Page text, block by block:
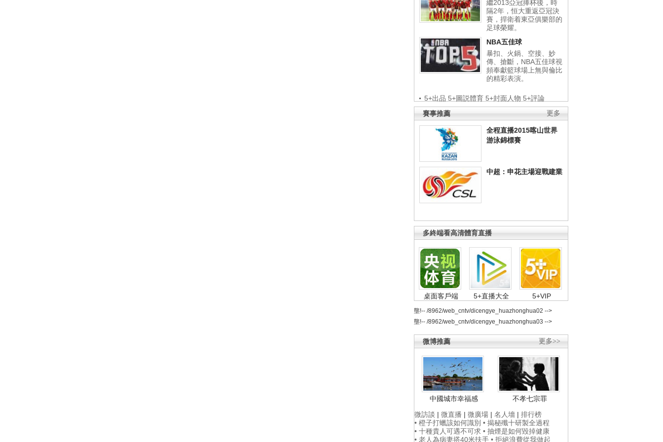
繼2013亞冠捧杯後，時
隔2年，恒大重返亞冠決
賽，捍衛着東亞俱樂部的
足球榮耀。
NBA五佳球
暴扣、火鍋、空接、妙
傳、搶斷，NBA五佳球視
頻奉獻籃球場上無與倫比
的精彩表演。
5+出品 5+圖説體育 5+封面人物 5+評論
更多
賽事推薦
全程直播2015喀山世界
游泳錦標賽
中超：申花主場迎戰建業
多終端看高清體育直播
桌面客戶端 5+直播大全 5+VIP
壟!-- /8962/web_cntv/dicengye_huazhonghua02 -->
壟!-- /8962/web_cntv/dicengye_huazhonghua03 -->
更多>>
微博推薦
中國城市幸福感
不孝七宗罪
微訪談 | 微直播 | 微廣場 | 名人墻 | 排行榜
• 橙子打蠟該如何識別 • 揭秘殲十研製全過程
• 十種貴人可遇不可求 • 抽煙是如何毀掉健康
• 老人為病妻搭40米扶手 • 拒絕浪費從我做起